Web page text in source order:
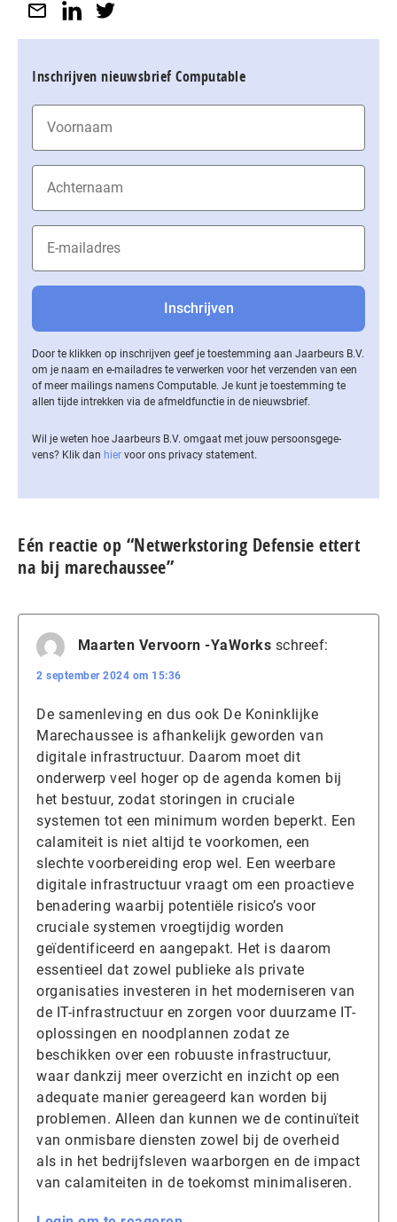
Inschrijven nieuwsbrief Computable
Door te klikken op inschrijven geef je toestemming aan Jaarbeurs B.V.
om je naam en e-mailadres te verwerken voor het verzenden van een
of meer mailings namens Computable. Je kunt je toestemming te
allen tijde intrekken via de af­meld­func­tie in de nieuwsbrief.
Wil je weten hoe Jaarbeurs B.V. omgaat met jouw per­soons­ge­ge­
vens? Klik dan hier voor ons privacy statement.
Eén reactie op “Netwerkstoring Defensie ettert
na bij marechaussee”
Maarten Vervoorn -YaWorks schreef:
2 september 2024 om 15:36
De samenleving en dus ook De Koninklijke
Marechaussee is afhankelijk geworden van
digitale infrastructuur. Daarom moet dit
onderwerp veel hoger op de agenda komen bij
het bestuur, zodat storingen in cruciale
systemen tot een minimum worden beperkt. Een
calamiteit is niet altijd te voorkomen, een
slechte voorbereiding erop wel. Een weerbare
digitale infrastructuur vraagt om een proactieve
benadering waarbij potentiële risico’s voor
cruciale systemen vroegtijdig worden
geïdentificeerd en aangepakt. Het is daarom
essentieel dat zowel publieke als private
organisaties investeren in het moderniseren van
de IT-infrastructuur en zorgen voor duurzame IT-
oplossingen en noodplannen zodat ze
beschikken over een robuuste infrastructuur,
waar dankzij meer overzicht en inzicht op een
adequate manier gereageerd kan worden bij
problemen. Alleen dan kunnen we de continuïteit
van onmisbare diensten zowel bij de overheid
als in het bedrijfsleven waarborgen en de impact
van calamiteiten in de toekomst minimaliseren.